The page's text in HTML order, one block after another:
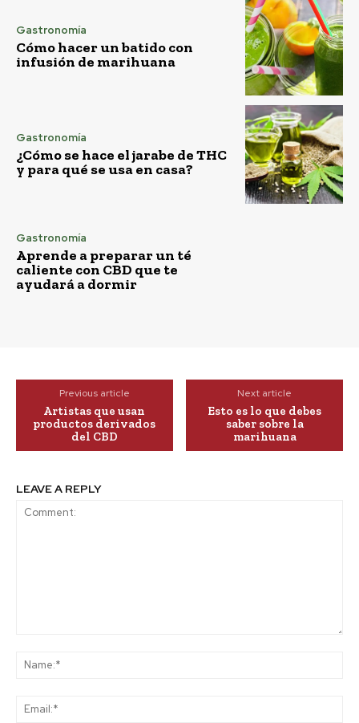
Gastronomía
Cómo hacer un batido con
infusión de marihuana
Gastronomía
¿Cómo se hace el jarabe de THC
y para qué se usa en casa?
Gastronomía
Aprende a preparar un té
caliente con CBD que te
ayudará a dormir
Previous article
Artistas que usan
productos derivados
del CBD
Next article
Esto es lo que debes
saber sobre la
marihuana
LEAVE A REPLY